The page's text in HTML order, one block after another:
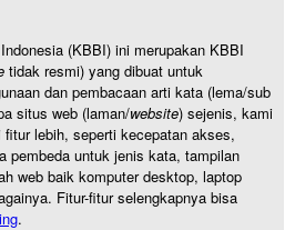
(KBBI) ini merupakan KBBI
tidak resmi) yang dibuat untuk
dan pembacaan arti kata (lema/sub
situs web (laman/website) sejenis, kami
lebih, seperti kecepatan akses,
pembeda untuk jenis kata, tampilan
web baik komputer desktop, laptop
Fitur-fitur selengkapnya bisa
.